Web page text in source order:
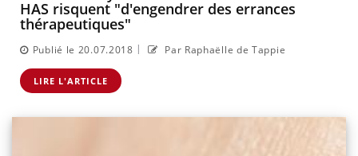
HAS risquent "d'engendrer des errances
thérapeutiques"
Publié le 20.07.2018 | Par Raphaëlle de Tappie
LIRE L'ARTICLE